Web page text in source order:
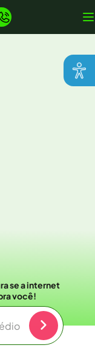
se a internet
você!